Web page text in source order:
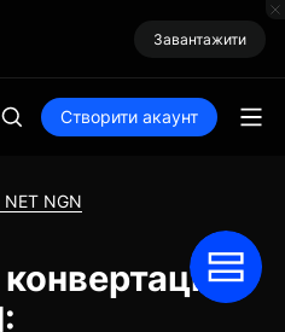
Завантажити
Створити акаунт
NET NGN